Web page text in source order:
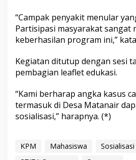
“Campak penyakit menular
Partisipasi masyarakat sangat
keberhasilan program ini,”
Kegiatan ditutup dengan sesi
pembagian leaflet edukasi.
“Kami berharap angka kasus
termasuk di Desa Matanair
sosialisasi,” harapnya. (*)
KPM Mahasiswa